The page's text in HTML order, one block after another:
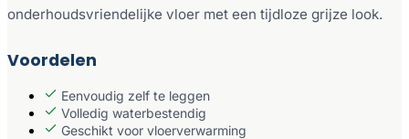
onderhoudsvriendelijke vloer met een tijdloze grijze look.
Voordelen
Eenvoudig zelf te leggen
Volledig waterbestendig
Geschikt voor vloerverwarming